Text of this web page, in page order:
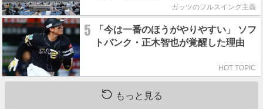
ガッツのフルスイング主義
5
「今は一番のほうがやりやすい」 ソフ
トバンク・正木智也が覚醒した理由
HOT TOPIC
もっと見る